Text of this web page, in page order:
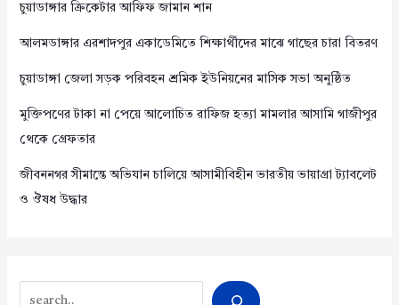
চুয়াডাঙ্গার ক্রিকেটার আফিফ জামান শান
আলমডাঙ্গার এরশাদপুর একাডেমিতে শিক্ষার্থীদের মাঝে গাছের চারা বিতরণ
চুয়াডাঙ্গা জেলা সড়ক পরিবহন শ্রমিক ইউনিয়নের মাসিক সভা অনুষ্ঠিত
মুক্তিপণের টাকা না পেয়ে আলোচিত রাফিজ হত্যা মামলার আসামি গাজীপুর
থেকে গ্রেফতার
জীবননগর সীমান্তে অভিযান চালিয়ে আসামীবিহীন ভারতীয় ভায়াগ্রা ট্যাবলেট
ও ঔষধ উদ্ধার